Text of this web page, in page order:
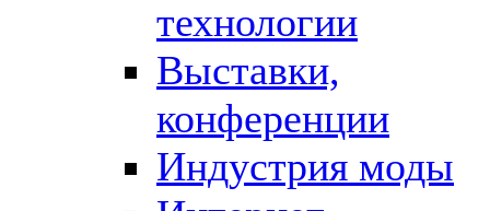
технологии
Выставки,
конференции
Индустрия моды